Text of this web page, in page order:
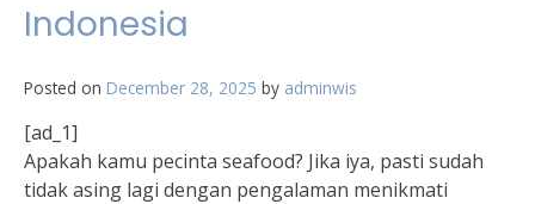
Indonesia
Posted on December 28, 2025 by adminwis
[ad_1]
Apakah kamu pecinta seafood? Jika iya, pasti sudah
tidak asing lagi dengan pengalaman menikmati